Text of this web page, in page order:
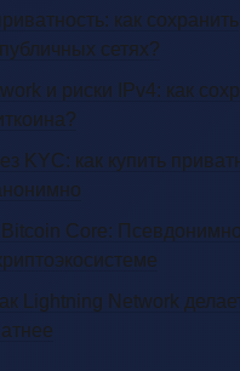
как сохранить
сетях?
и риски IPv4: как
KYC: как купить
Core:
Lightning Network